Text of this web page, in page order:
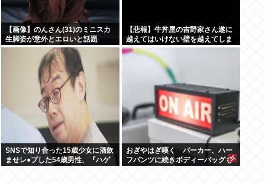
【画像】のんさん(31)のミニスカ
生脚姿が意外とエロいと話題
【悲報】牛丼屋の吉野家さん遂に
越えてはいけない壁を越えてしま
う…
SNSで知り合った15歳少女に酒飲
ませレ●プした54歳男性、『ハゲ
おぎやはぎ嘆く パーカー、ハー
フパンツに続きボディーバッグも